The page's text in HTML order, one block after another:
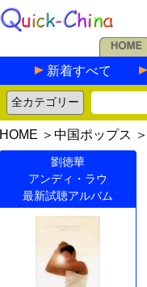
新着すべて
HOME ＞ 中国ポップス ＞
劉徳華
アンディ・ラウ
最新試聴アルバム